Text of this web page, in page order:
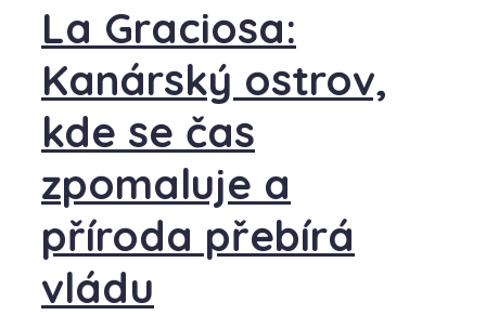
La Graciosa:
Kanárský ostrov,
kde se čas
zpomaluje a
příroda přebírá
vládu